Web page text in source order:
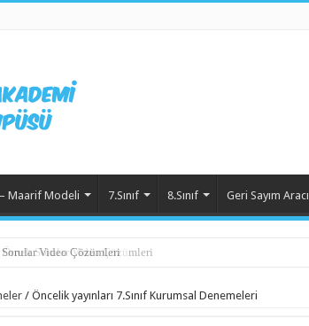
– Maarif Modeli 7.Sınıf 8.Sınıf Geri Sayım Aracı
Sorular Video Çözümleri
/ Öncelik yayınları 7.Sınıf Kurumsal Denemeleri